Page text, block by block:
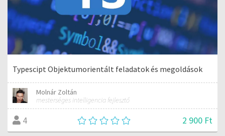
Typescipt Objektumorientált feladatok és megoldások
Molnár Zoltán
mesterséges intelligencia fejlesztő
4 2 900 Ft